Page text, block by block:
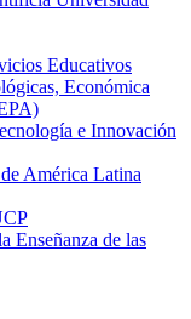
Educativos
Económica
e Innovación
América Latina
Enseñanza de las